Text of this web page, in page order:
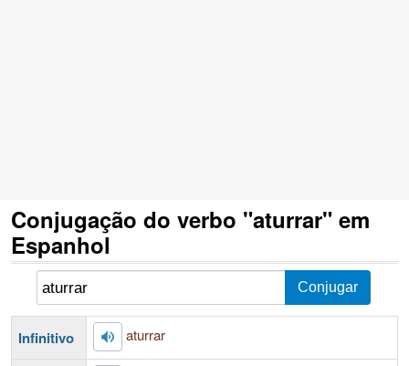
Conjugação do verbo "aturrar" em
Espanhol
Infinitivo aturrar